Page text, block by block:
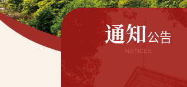
通知公告
NOTICES